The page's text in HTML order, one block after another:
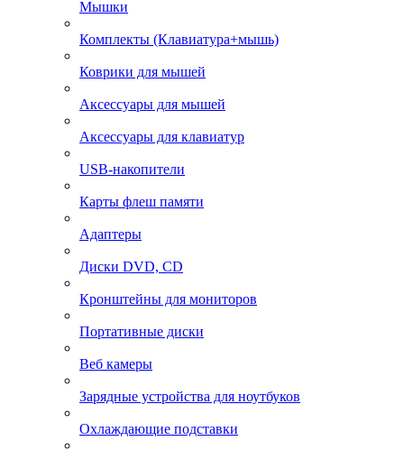
Мышки
Комплекты (Клавиатура+мышь)
Коврики для мышей
Аксессуары для мышей
Аксессуары для клавиатур
USB-накопители
Карты флеш памяти
Адаптеры
Диски DVD, CD
Кронштейны для мониторов
Портативные диски
Веб камеры
Зарядные устройства для ноутбуков
Охлаждающие подставки